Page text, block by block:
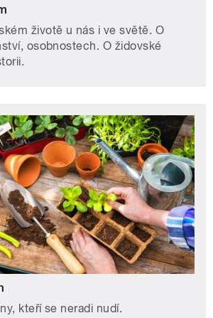
životě u nás i ve světě. O
osobnostech. O židovské
kteří se neradi nudí.